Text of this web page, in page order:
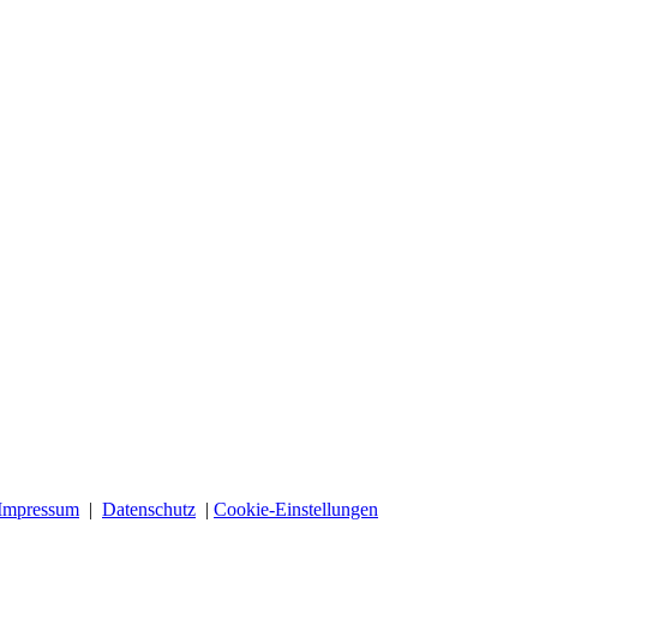
| Datenschutz | Cookie-Einstellungen